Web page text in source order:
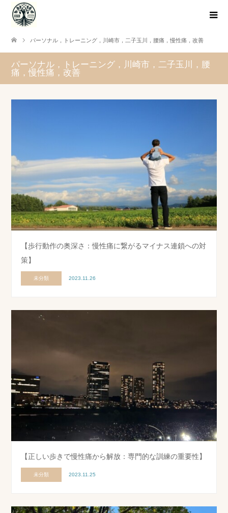
パーソナル，トレーニング，川崎市，二子玉川，腰痛，慢性痛，改善
パーソナル，トレーニング，川崎市，二子玉川，腰
痛，慢性痛，改善
【歩行動作の奥深さ：慢性痛に繋がるマイナス連鎖への対
策】
未分類 2023.11.26
【正しい歩きで慢性痛から解放：専門的な訓練の重要性】
未分類 2023.11.25